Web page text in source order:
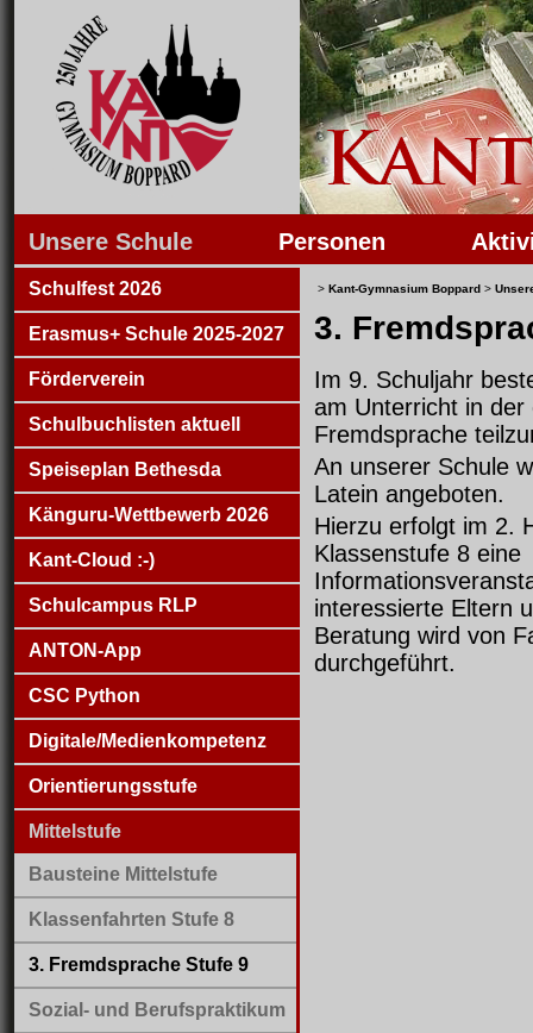
Unsere Schule Personen
Schulfest 2026
Erasmus+ Schule 2025-2027
Förderverein
Schulbuchlisten aktuell
Speiseplan Bethesda
Känguru-Wettbewerb 2026
Kant-Cloud :-)
Schulcampus RLP
ANTON-App
CSC Python
Digitale/Medienkompetenz
Orientierungsstufe
Mittelstufe
Bausteine Mittelstufe
Klassenfahrten Stufe 8
3. Fremdsprache Stufe 9
Sozial- und Berufspraktikum
> Kant-Gymnasium Boppard >
3.
Im 9. Schuljahr
am Unterricht in der
Fremdsprache
An unserer Schule
Latein angeboten.
Hierzu erfolgt im 2.
Klassenstufe 8 eine
interessierte Eltern
Beratung wird von
durchgeführt.